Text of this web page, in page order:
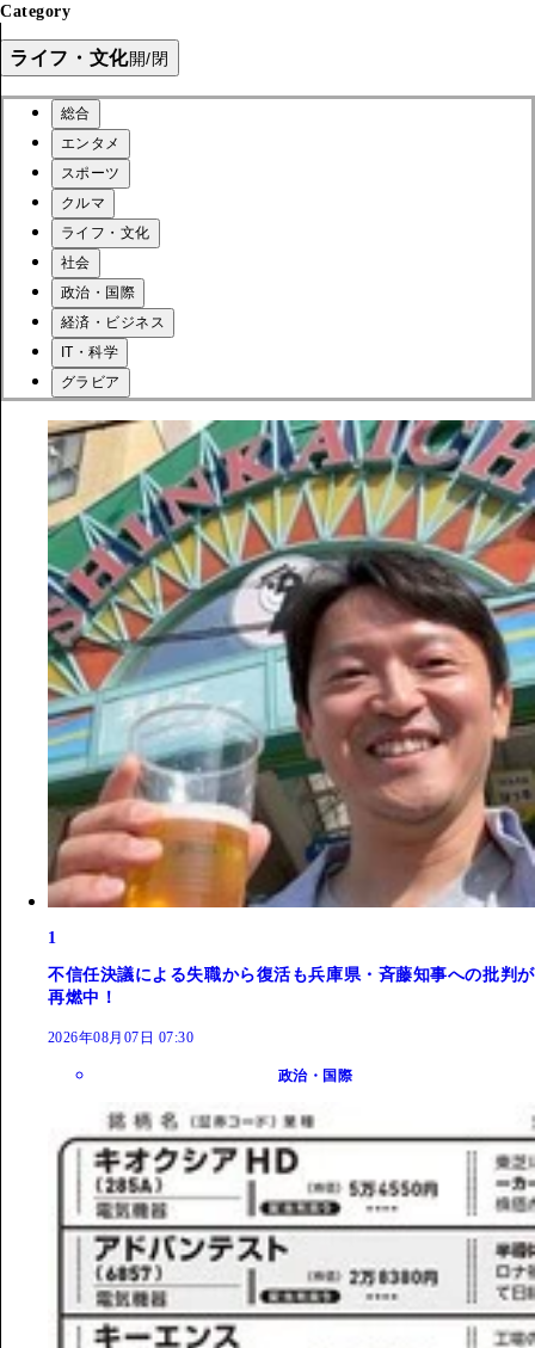
Category
ライフ・文化開/閉
総合
エンタメ
スポーツ
クルマ
ライフ・文化
社会
政治・国際
経済・ビジネス
IT・科学
グラビア
1
不信任決議による失職から復活も兵庫県・斉藤知事への批判が
再燃中！
2026年08月07日 07:30
政治・国際